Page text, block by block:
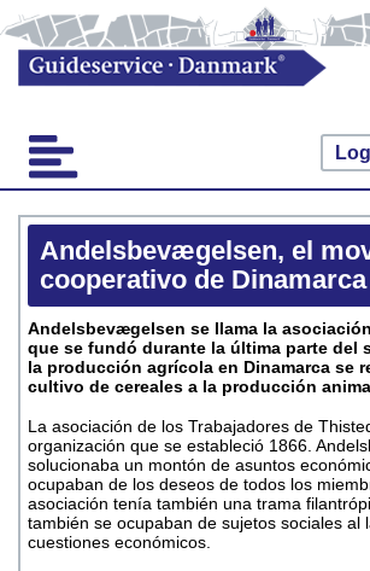
Andelsbevægelsen, el
cooperativo de Dinamarca
Andelsbevægelsen se llama la
que se fundó durante la última parte del
la producción agrícola en Dinamarca se
cultivo de cereales a la producción
La asociación de los Trabajadores de
organización que se estableció 1866.
solucionaba un montón de asuntos
ocupaban de los deseos de todos los
asociación tenía también una trama
también se ocupaban de sujetos sociales al
cuestiones económicos.